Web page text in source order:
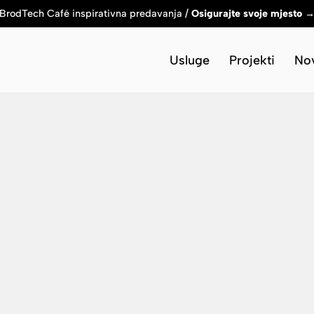
BrodTech Café inspirativna predavanja / Osigurajte svoje mjesto →
Usluge Projekti